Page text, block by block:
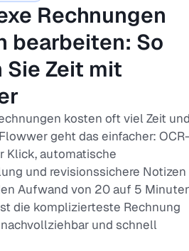
Rechnungen
bearbeiten: So
Sie Zeit mit
kosten oft viel Zeit und
geht das einfacher: OCR-
Klick, automatische
und revisionssichere Notizen
Aufwand von 20 auf 5
die komplizierteste Rechnung
und schnell